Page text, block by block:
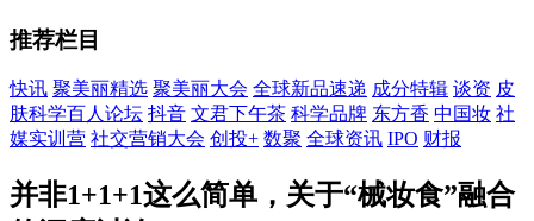
推荐栏目
快讯 聚美丽精选 聚美丽大会 全球新品速递 成分特辑 谈资 皮
肤科学百人论坛 抖音 文君下午茶 科学品牌 东方香 中国妆 社
媒实训营 社交营销大会 创投+ 数聚 全球资讯 IPO 财报
并非1+1+1这么简单，关于“械妆食”融合